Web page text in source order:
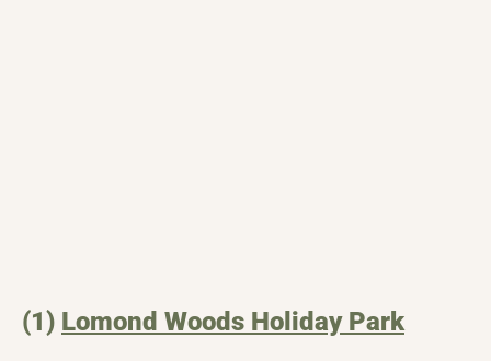
(1) Lomond Woods Holiday Park